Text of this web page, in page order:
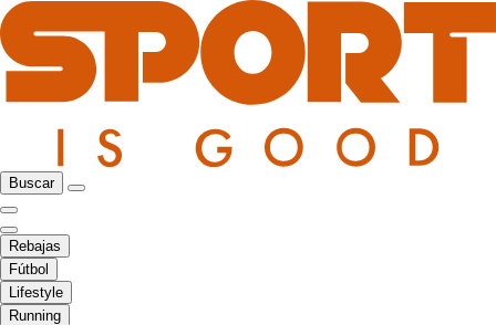
Buscar
Rebajas
Fútbol
Lifestyle
Running